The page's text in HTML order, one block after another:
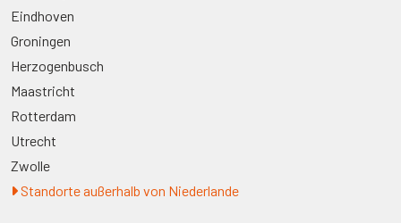
Eindhoven
Groningen
Herzogenbusch
Maastricht
Rotterdam
Utrecht
Zwolle
Standorte außerhalb von Niederlande